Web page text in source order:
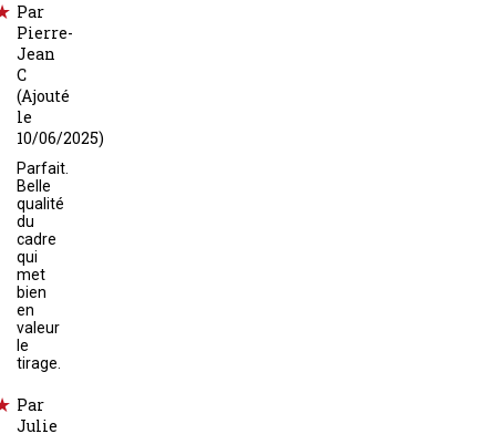
Par
Pierre-
Jean
C
(Ajouté
le
10/06/2025)
Parfait.
Belle
qualité
du
cadre
qui
met
bien
en
valeur
le
tirage.
Par
Julie